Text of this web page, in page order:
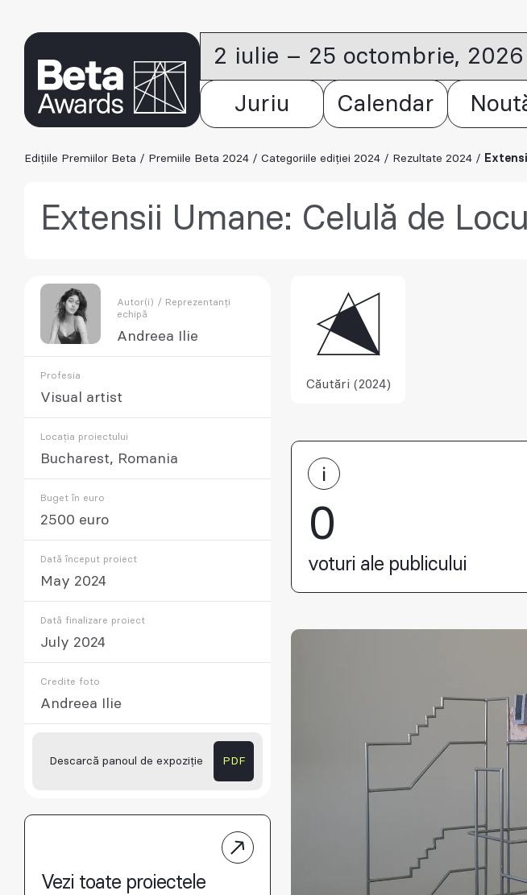
2 iulie – 25 octombrie, 2026
Juriu Calendar
Edițiile Premiilor Beta / Premiile Beta 2024 / Categoriile ediției 2024 / Rezultate 2024 /
Extensii Umane: Celulă de
Autor(i) / Reprezentanți
echipă
Andreea Ilie
Profesia
Visual artist
Locația proiectului
Bucharest, Romania
Buget în euro
2500 euro
Dată început proiect
May 2024
Dată finalizare proiect
July 2024
Credite foto
Andreea Ilie
Descarcă panoul de expoziție PDF
Vezi toate proiectele
Căutări (2024)
0
voturi ale publicului